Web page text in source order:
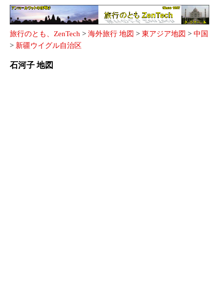
旅行のとも、ZenTech > 海外旅行 地図 > 東アジア地図 > 中国
> 新疆ウイグル自治区
石河子 地図